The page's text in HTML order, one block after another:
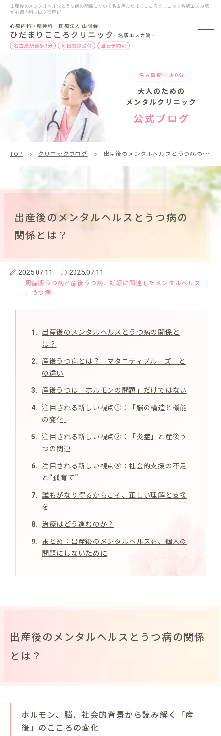
出産後のメンタルヘルスとうつ病の関係について名古屋ひだまりこころクリニック名駅エスカ院
が心療内科ブログで解説
名古屋駅徒歩0分
大人のための
メンタルクリニック
公式ブログ
TOP クリニックブログ 出産後のメンタルヘルスとうつ病の関係とは？
出産後のメンタルヘルスとうつ病の
関係とは？
2025.07.11 2025.07.11
周産期うつ病と産後うつ病、妊娠に関連したメンタルヘルス
、うつ病
出産後のメンタルヘルスとうつ病の関係と
は？
産後うつ病とは？「マタニティブルーズ」と
の違い
産後うつは「ホルモンの問題」だけではない
注目される新しい視点①：「脳の構造と機能
の変化」
注目される新しい視点②：「炎症」と産後う
つの関連
注目される新しい視点③：社会的支援の不足
と“孤育て”
誰もがなり得るからこそ、正しい理解と支援
を
治療はどう進むのか？
まとめ：出産後のメンタルヘルスを、個人の
問題にしないために
出産後のメンタルヘルスとうつ病の関係
とは？
ホルモン、脳、社会的背景から読み解く「産
後」のこころの変化